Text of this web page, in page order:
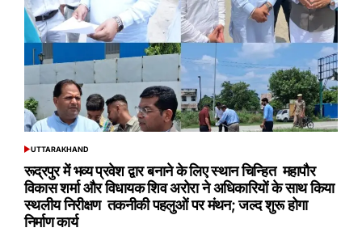
POSTED
UTTARAKHAND
रूद्रपुर में भव्य प्रवेश द्वार बनाने के लिए स्थान चिन्हित महापौर
विकास शर्मा और विधायक शिव अरोरा ने अधिकारियों के साथ किया
स्थलीय निरीक्षण तकनीकी पहलुओं पर मंथन; जल्द शुरू होगा
निर्माण कार्य